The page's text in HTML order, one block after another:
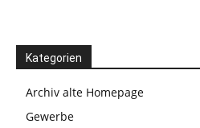
Kategorien
Archiv alte Homepage
Gewerbe